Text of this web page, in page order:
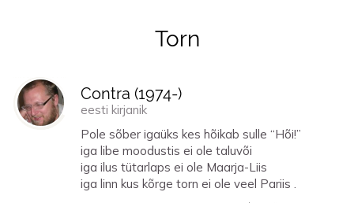
Tsitaadid teemaltorn
Torn
Contra (1974-)
eesti kirjanik
Pole sõber igaüks kes hõikab sulle “Hõi!”
iga libe moodustis ei ole taluvõi
iga ilus tütarlaps ei ole Maarja-Liis
iga linn kus kõrge torn ei ole veel Pariis .